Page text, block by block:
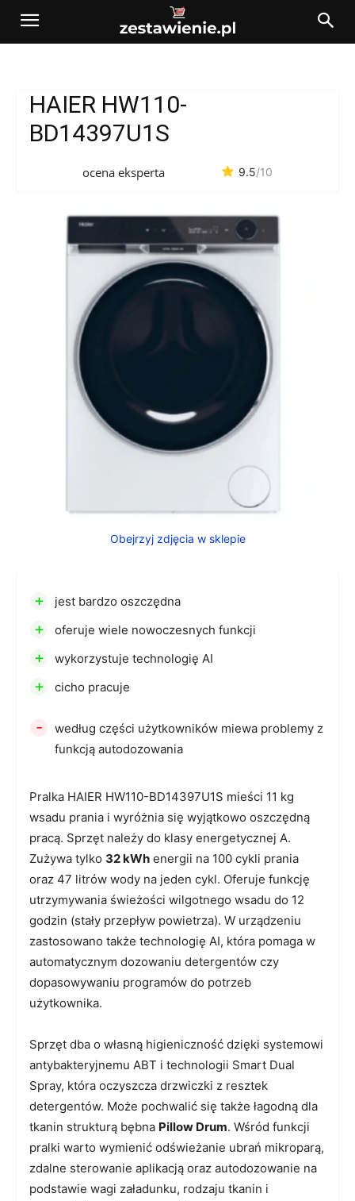
HAIER HW110-
BD14397U1S
ocena eksperta 9.5/10
Obejrzyj zdjęcia w sklepie
Pralka HAIER HW110-BD14397U1S mieści 11 kg
wsadu prania i wyróżnia się wyjątkowo oszczędną
pracą. Sprzęt należy do klasy energetycznej A.
Zużywa tylko 32 kWh energii na 100 cykli prania
oraz 47 litrów wody na jeden cykl. Oferuje funkcję
utrzymywania świeżości wilgotnego wsadu do 12
godzin (stały przepływ powietrza). W urządzeniu
zastosowano także technologię AI, która pomaga w
automatycznym dozowaniu detergentów czy
dopasowywaniu programów do potrzeb
użytkownika.
Sprzęt dba o własną higieniczność dzięki systemowi
antybakteryjnemu ABT i technologii Smart Dual
Spray, która oczyszcza drzwiczki z resztek
detergentów. Może pochwalić się także łagodną dla
tkanin strukturą bębna Pillow Drum. Wśród funkcji
pralki warto wymienić odświeżanie ubrań mikroparą,
zdalne sterowanie aplikacją oraz autodozowanie na
podstawie wagi załadunku, rodzaju tkanin i
+ jest bardzo oszczędna
+ oferuje wiele nowoczesnych funkcji
+ wykorzystuje technologię AI
+ cicho pracuje
-
według części użytkowników miewa problemy z
funkcją autodozowania